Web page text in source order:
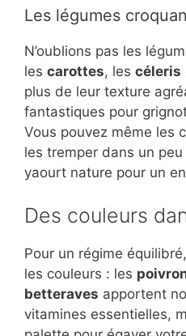
Les légumes
N’oublions pas les
les carottes, les céleris
plus de leur texture
fantastiques pour
Vous pouvez même les
les tremper dans un
yaourt nature pour un
Des couleurs
Pour un régime
les couleurs : les
betteraves apportent
vitamines essentielles,